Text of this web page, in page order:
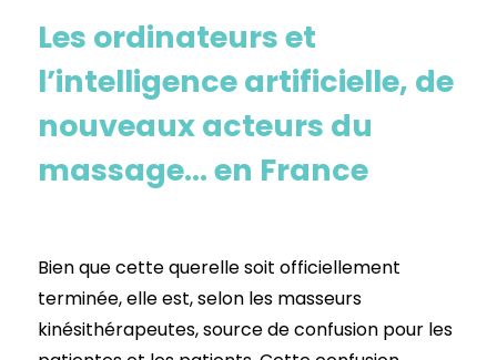
Les ordinateurs et
l’intelligence artificielle, de
nouveaux acteurs du
massage… en France
Bien que cette querelle soit officiellement
terminée, elle est, selon les masseurs
kinésithérapeutes, source de confusion pour les